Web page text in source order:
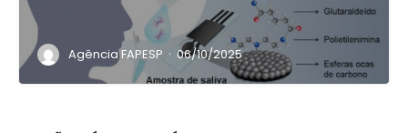
Agência FAPESP · 06/10/2025